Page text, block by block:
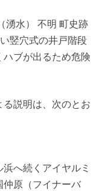
湧水） 不明 町史跡
竪穴式の井戸階段
ブが出るため危険
説明は、次のとお
へ続くアイヤルミ
原（フイナーバ